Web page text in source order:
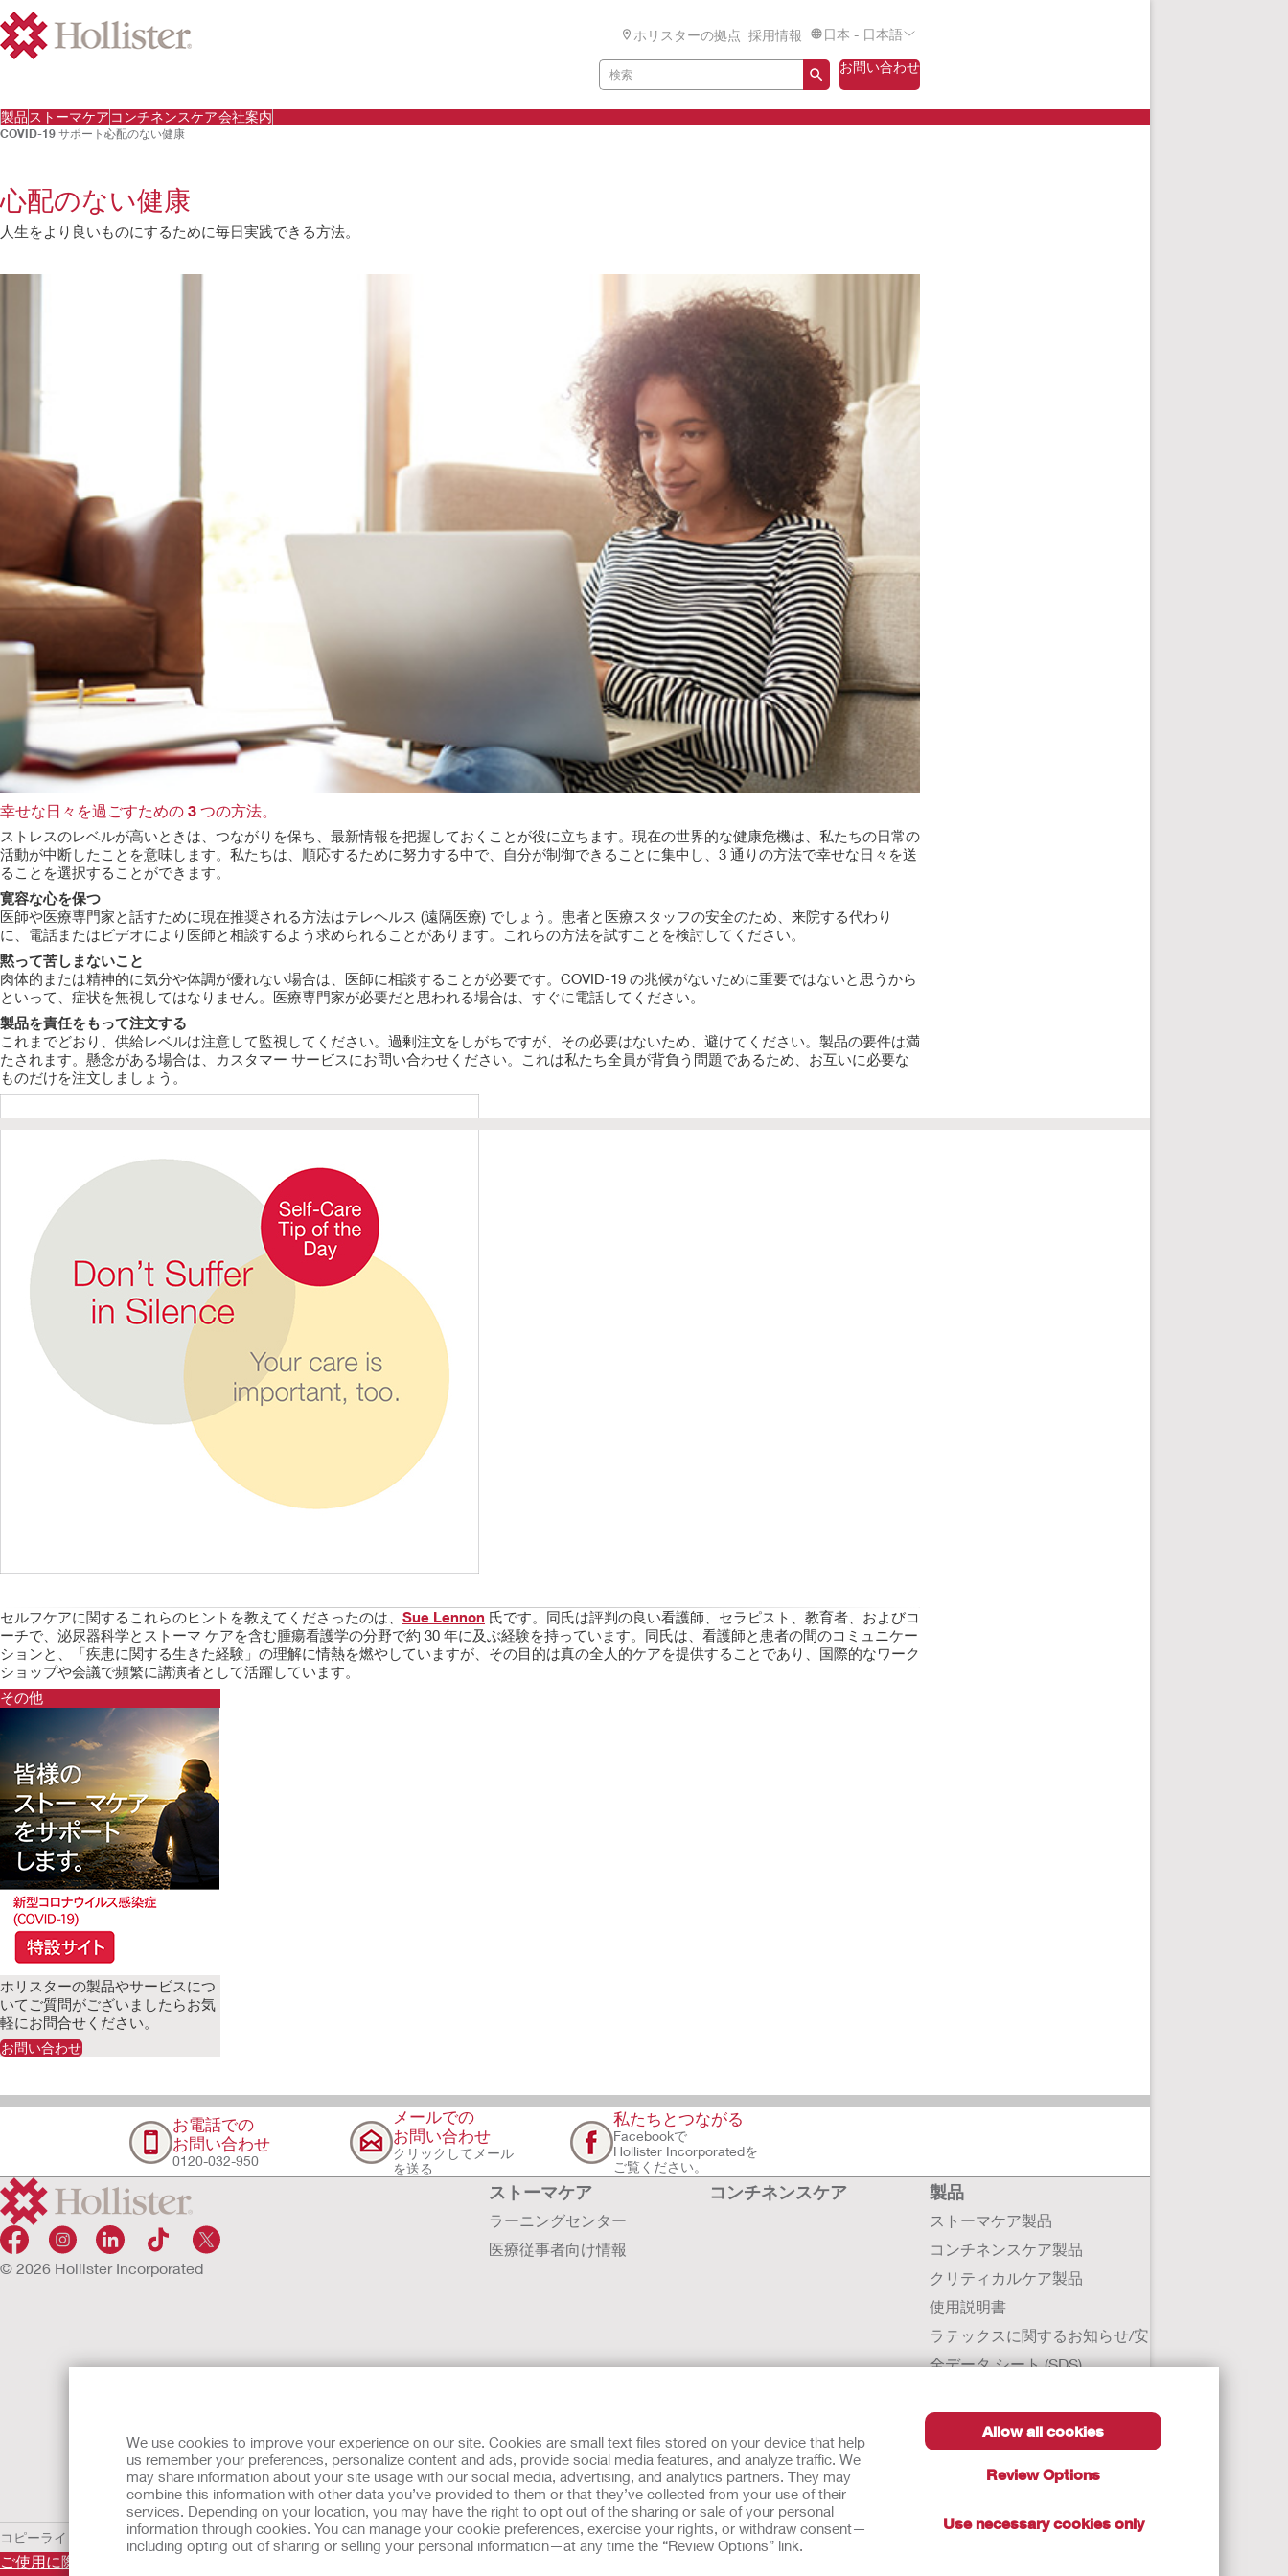
We use cookies to improve your experience on our site. Cookies are small text files stored on your device that help
us remember your preferences, personalize content and ads, provide social media features, and analyze traffic. We
may share information about your site usage with our social media, advertising, and analytics partners. They may
combine this information with other data you’ve provided to them or that they’ve collected from your use of their
services. Depending on your location, you may have the right to opt out of the sharing or sale of your personal
information through cookies. You can manage your cookie preferences, exercise your rights, or withdraw consent—
including opting out of sharing or selling your personal information—at any time the “Review Options” link.
Allow all cookies
Review Options
Use necessary cookies only
ホリスターの拠点 採用情報
日本 - 日本語
お問い合わせ
製品 ストーマケア コンチネンスケア会社案内
COVID-19 サポート 心配のない健康
心配のない健康
人生をより良いものにするために毎日実践できる方法。
幸せな日々を過ごすための 3 つの方法。
ストレスのレベルが高いときは、つながりを保ち、最新情報を把握しておくことが役に立ちます。現在の世界的な健康危機は、私たちの日常の
活動が中断したことを意味します。私たちは、順応するために努力する中で、自分が制御できることに集中し、3 通りの方法で幸せな日々を送
ることを選択することができます。
寛容な心を保つ
医師や医療専門家と話すために現在推奨される方法はテレヘルス (遠隔医療) でしょう。患者と医療スタッフの安全のため、来院する代わり
に、電話またはビデオにより医師と相談するよう求められることがあります。これらの方法を試すことを検討してください。
黙って苦しまないこと
肉体的または精神的に気分や体調が優れない場合は、医師に相談することが必要です。COVID-19 の兆候がないために重要ではないと思うから
といって、症状を無視してはなりません。医療専門家が必要だと思われる場合は、すぐに電話してください。
製品を責任をもって注文する
これまでどおり、供給レベルは注意して監視してください。過剰注文をしがちですが、その必要はないため、避けてください。製品の要件は満
たされます。懸念がある場合は、カスタマー サービスにお問い合わせください。これは私たち全員が背負う問題であるため、お互いに必要な
ものだけを注文しましょう。
セルフケアに関するこれらのヒントを教えてくださったのは、 Sue Lennon 氏です。同氏は評判の良い看護師、セラピスト、教育者、およびコ
ーチで、泌尿器科学とストーマ ケアを含む腫瘍看護学の分野で約 30 年に及ぶ経験を持っています。同氏は、看護師と患者の間のコミュニケー
ションと、「疾患に関する生きた経験」の理解に情熱を燃やしていますが、その目的は真の全人的ケアを提供することであり、国際的なワーク
ショップや会議で頻繁に講演者として活躍しています。
その他
ホリスターの製品やサービスにつ
いてご質問がございましたらお気
軽にお問合せください。
お問い合わせ
お電話での
お問い合わせ
0120-032-950
メールでの
お問い合わせ
クリックしてメール
を送る
私たちとつながる
Facebookで
Hollister Incorporatedを
ご覧ください。
© 2026 Hollister Incorporated
ストーマケア
ラーニングセンター
医療従事者向け情報
コンチネンスケア 製品
ストーマケア製品
コンチネンスケア製品
クリティカルケア製品
使用説明書
ラテックスに関するお知らせ/安
全データ シート (SDS)
お問い合わせ
世界各国の拠点
ホリスターの歴史
コピーライト／免責条項個人情報保護ポリシー
ご使用に際しては使用説明書をよく読み、正しくお使いください